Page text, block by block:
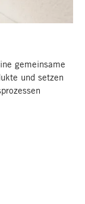
gemeinsame
und setzen